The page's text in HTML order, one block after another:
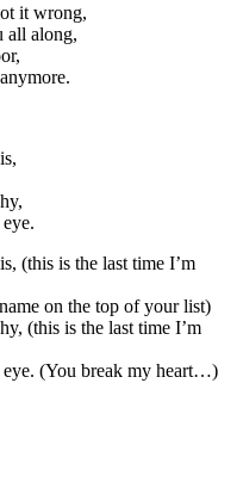
it wrong,
all along,
(this is the last time I’m
on the top of your list)
(this is the last time I’m
(You break my heart…)